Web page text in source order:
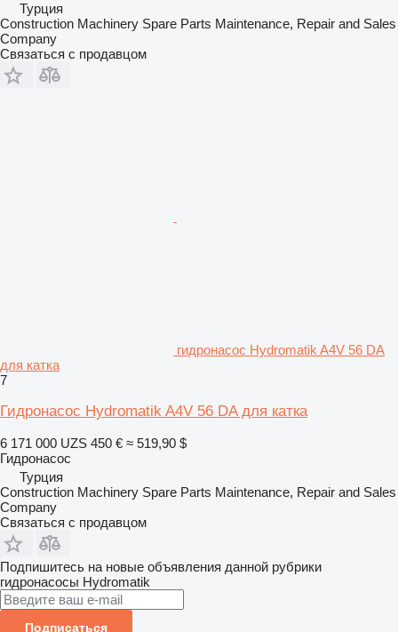
Турция
Construction Machinery Spare Parts Maintenance, Repair and Sales
Company
Связаться с продавцом
гидронасос Hydromatik A4V 56 DA
для катка
7
Гидронасос Hydromatik A4V 56 DA для катка
6 171 000 UZS 450 € ≈ 519,90 $
Гидронасос
Турция
Construction Machinery Spare Parts Maintenance, Repair and Sales
Company
Связаться с продавцом
Подпишитесь на новые объявления данной рубрики
гидронасосы Hydromatik
Подписаться